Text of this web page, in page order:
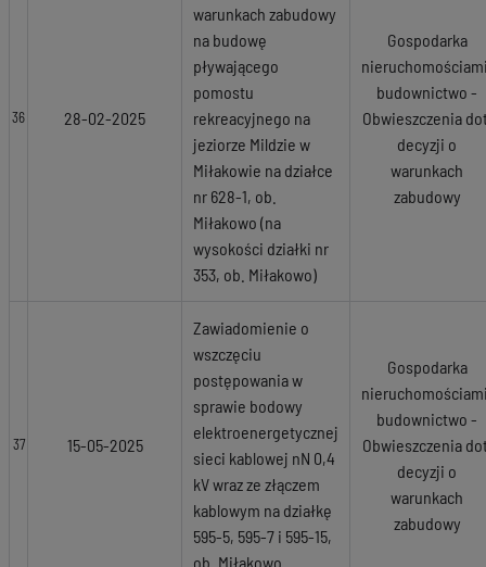
36 28-02-2025
warunkach zabudowy
na budowę
pływającego
pomostu
rekreacyjnego na
jeziorze Mildzie w
Miłakowie na działce
nr 628-1, ob.
Miłakowo (na
wysokości działki nr
353, ob. Miłakowo)
Gospodarka
budownictwo -
Obwieszczenia
decyzji o
warunkach
zabudowy
37 15-05-2025
Zawiadomienie o
wszczęciu
postępowania w
sprawie bodowy
elektroenergetycznej
sieci kablowej nN 0,4
kV wraz ze złączem
kablowym na działkę
595-5, 595-7 i 595-15,
ob. Miłakowo
Gospodarka
budownictwo -
Obwieszczenia
decyzji o
warunkach
zabudowy